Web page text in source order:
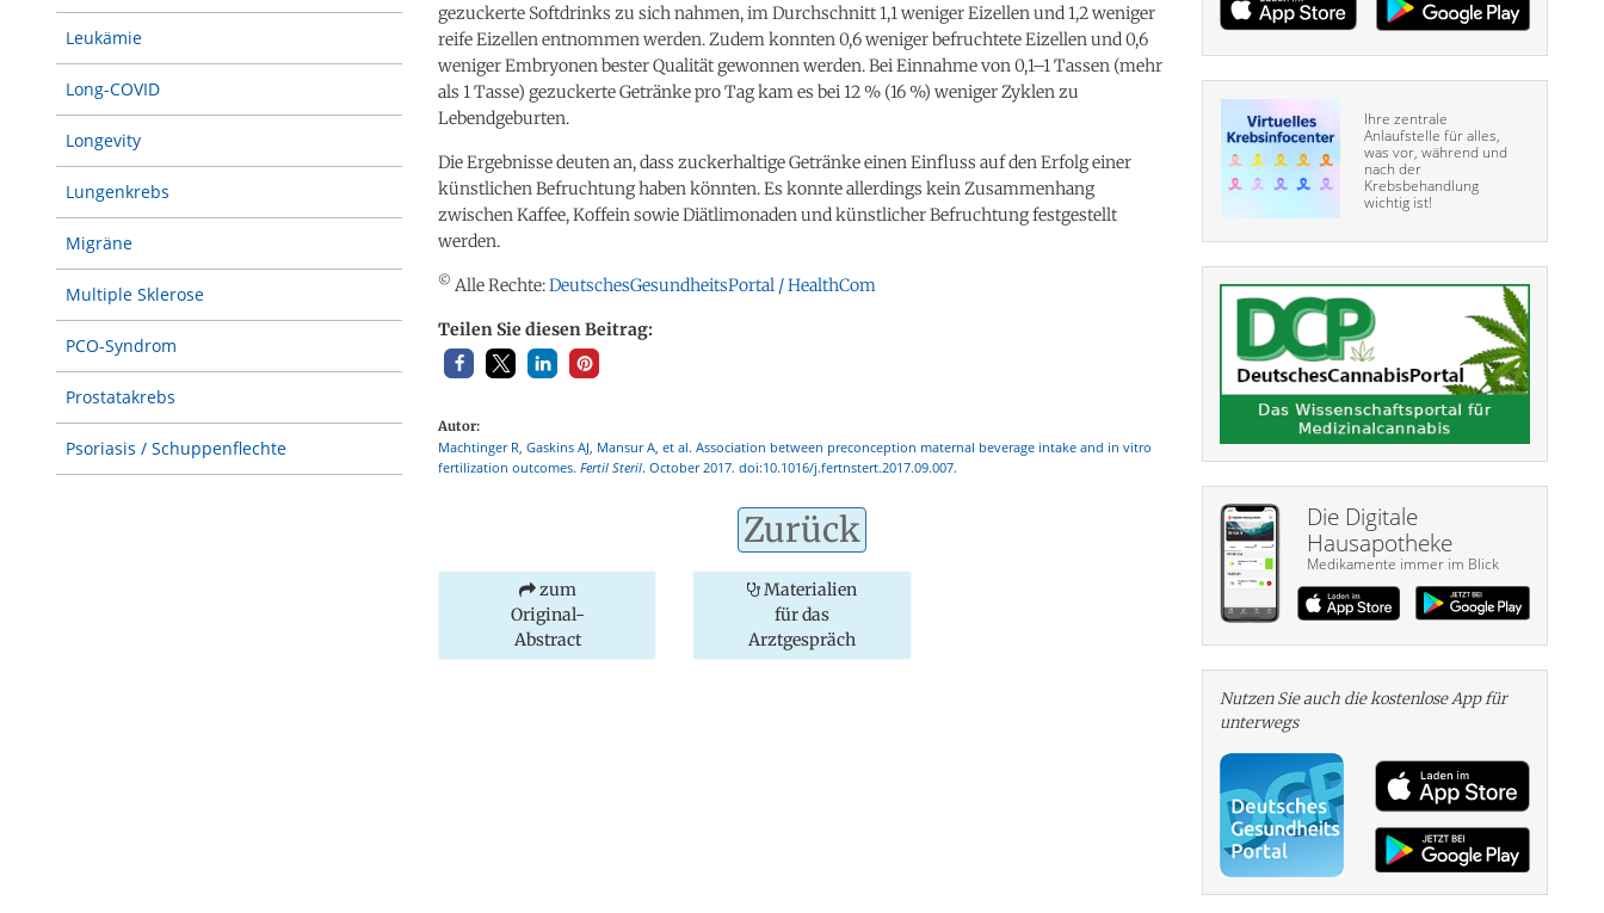
Leukämie
Long-COVID
Longevity
Lungenkrebs
Migräne
Multiple Sklerose
PCO-Syndrom
Prostatakrebs
Psoriasis / Schuppenflechte
gezuckerte Softdrinks zu sich nahmen, im Durchschnitt 1,1 weniger Eizellen und 1,2 weniger
reife Eizellen entnommen werden. Zudem konnten 0,6 weniger befruchtete Eizellen und 0,6
weniger Embryonen bester Qualität gewonnen werden. Bei Einnahme von 0,1–1 Tassen (mehr
als 1 Tasse) gezuckerte Getränke pro Tag kam es bei 12 % (16 %) weniger Zyklen zu
Lebendgeburten.
Die Ergebnisse deuten an, dass zuckerhaltige Getränke einen Einfluss auf den Erfolg einer
künstlichen Befruchtung haben könnten. Es konnte allerdings kein Zusammenhang
zwischen Kaffee, Koffein sowie Diätlimonaden und künstlicher Befruchtung festgestellt
werden.
© Alle Rechte:DeutschesGesundheitsPortal / HealthCom
Teilen Sie diesen Beitrag:
Autor:
Machtinger R, Gaskins AJ, Mansur A, et al. Association between preconception maternal beverage intake and in vitro
fertilization outcomes. Fertil Steril. October 2017. doi:10.1016/j.fertnstert.2017.09.007.
Zurück
zum
Original-
Abstract
Materialien
für das
Arztgespräch
Ihre zentrale
Anlaufstelle für alles,
was vor, während und
nach der
Krebsbehandlung
wichtig ist!
Die Digitale
Hausapotheke
Medikamente immer im Blick
Nutzen Sie auch die kosten­lose App für
unterwegs